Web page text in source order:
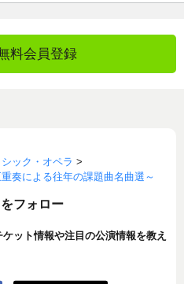
料会員登録
ック・オペラ >
奏による往年の課題曲名曲選～
フォロー
ケット情報や注目の公演情報を教え